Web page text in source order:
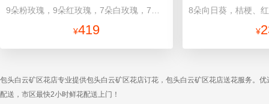
¥419 ¥
包头白云矿区花店专业提供包头白云矿区花店订花，包头白云矿区花店送花服务。
配送，市区最快2小时鲜花配送上门！